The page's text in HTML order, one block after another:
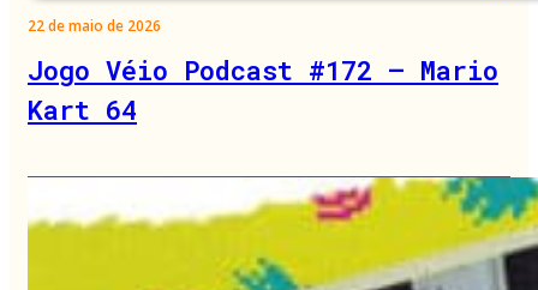
22 de maio de 2026
Jogo Véio Podcast #172 – Mario
Kart 64